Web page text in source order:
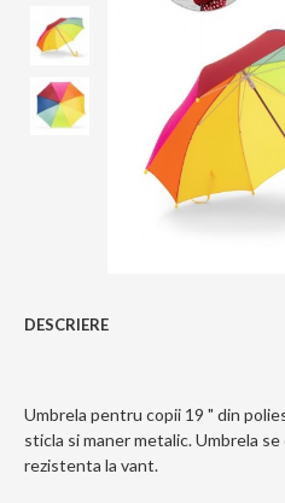
DESCRIERE
Umbrela pentru copii 19 " din
sticla si maner metalic. Umbrela
rezistenta la vant.